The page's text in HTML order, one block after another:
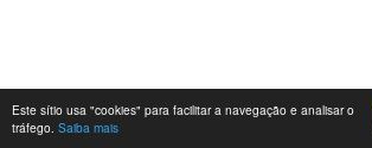
Este sítio usa "cookies" para facilitar a navegação e analisar o
tráfego. Saiba mais